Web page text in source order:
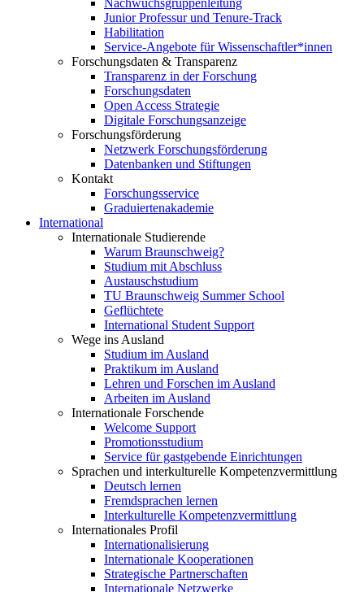
Nachwuchsgruppenleitung
Junior Professur und Tenure-Track
Habilitation
Service-Angebote für Wissenschaftler*innen
Forschungsdaten & Transparenz
Transparenz in der Forschung
Forschungsdaten
Open Access Strategie
Digitale Forschungsanzeige
Forschungsförderung
Netzwerk Forschungsförderung
Datenbanken und Stiftungen
Kontakt
Forschungsservice
Graduiertenakademie
International
Internationale Studierende
Warum Braunschweig?
Studium mit Abschluss
Austauschstudium
TU Braunschweig Summer School
Geflüchtete
International Student Support
Wege ins Ausland
Studium im Ausland
Praktikum im Ausland
Lehren und Forschen im Ausland
Arbeiten im Ausland
Internationale Forschende
Welcome Support
Promotionsstudium
Service für gastgebende Einrichtungen
Sprachen und interkulturelle Kompetenzvermittlung
Deutsch lernen
Fremdsprachen lernen
Interkulturelle Kompetenzvermittlung
Internationales Profil
Internationalisierung
Internationale Kooperationen
Strategische Partnerschaften
Internationale Netzwerke